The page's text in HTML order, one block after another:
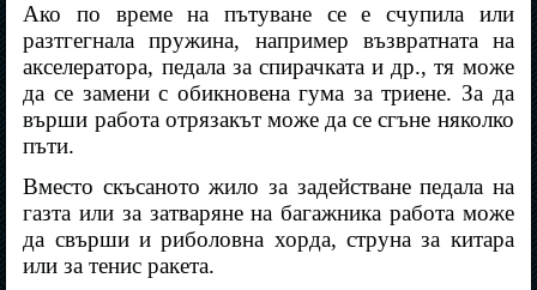
Ако по време на пътуване се е счупила или
разтгегнала пружина, например възвратната на
акселератора, педала за спирачката и др., тя може
да се замени с обикновена гума за триене. За да
върши работа отрязакът може да се сгъне няколко
пъти.
Вместо скъсаното жило за задействане педала на
газта или за затваряне на багажника работа може
да свърши и риболовна хорда, струна за китара
или за тенис ракета.